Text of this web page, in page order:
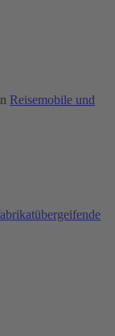
Reisemobile und